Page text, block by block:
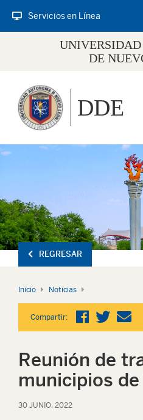
Servicios en Línea
DE
DDE
REGRESAR
Inicio Noticias
Compartir:
Reunión de
municipios
30 JUNIO, 2022